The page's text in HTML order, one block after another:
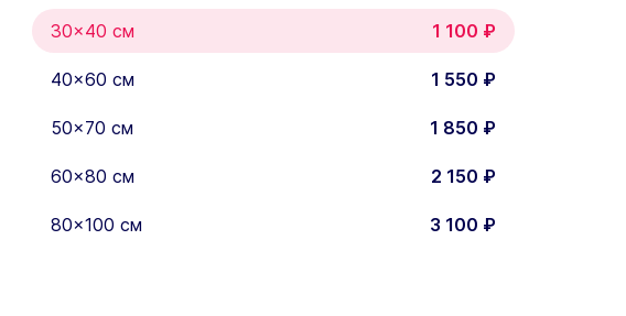
30×40 см 1 100 ₽
40×60 см 1 550 ₽
50×70 см 1 850 ₽
60×80 см 2 150 ₽
80×100 см 3 100 ₽